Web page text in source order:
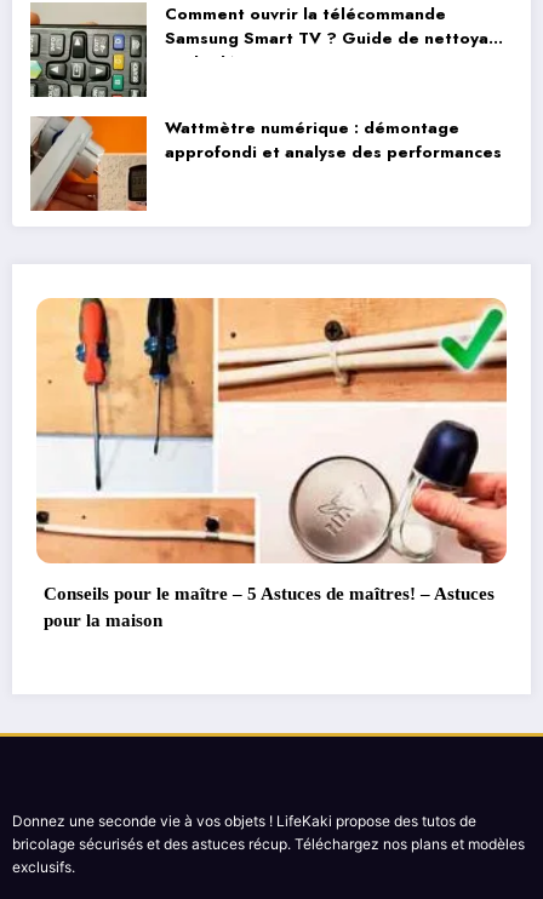
Comment ouvrir la télécommande
Samsung Smart TV ? Guide de nettoyage
et de démontage
Wattmètre numérique : démontage
approfondi et analyse des performances
maîtres! – Astuces
Comment fabriquer de puissantes
Donnez une seconde vie à vos objets ! LifeKaki propose des tutos de
bricolage sécurisés et des astuces récup. Téléchargez nos plans et modèles
exclusifs.